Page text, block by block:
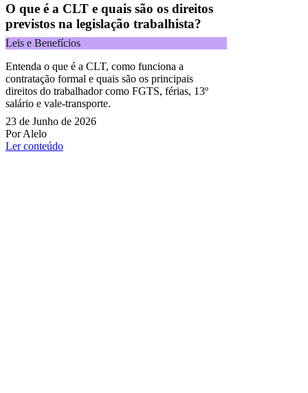
O que é a CLT e quais são os direitos
previstos na legislação trabalhista?
Leis e Benefícios
Entenda o que é a CLT, como funciona a
contratação formal e quais são os principais
direitos do trabalhador como FGTS, férias, 13º
salário e vale-transporte.
23 de Junho de 2026
Por Alelo
Ler conteúdo